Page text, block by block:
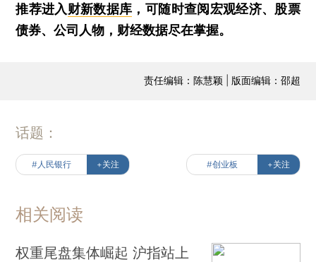
推荐进入财新数据库 ，可随时查阅宏观经济、股票
债券、公司人物，财经数据尽在掌握。
责任编辑：陈慧颖 | 版面编辑：邵超
话题：
#人民银行 +关注 #创业板 +关注
相关阅读
权重尾盘集体崛起 沪指站上